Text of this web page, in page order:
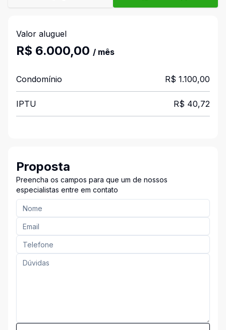
Valor aluguel
R$ 6.000,00 / mês
Condomínio R$ 1.100,00
IPTU R$ 40,72
Proposta
Preencha os campos para que um de nossos
especialistas entre em contato